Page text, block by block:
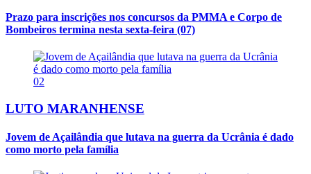
Prazo para inscrições nos concursos da PMMA e Corpo de
Bombeiros termina nesta sexta-feira (07)
02
LUTO MARANHENSE
Jovem de Açailândia que lutava na guerra da Ucrânia é dado
como morto pela família